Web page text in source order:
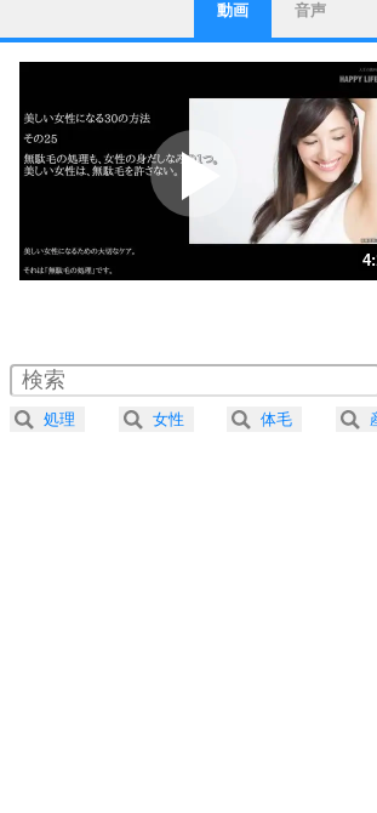
1
ストレス対策
他人と比べない。
いっそのこと、他人を見な
いらいらしない人になる30の方法
ポジティブになれない原因
ポジティブ思考になる30の方法
ストレス対策
人生、なんとかなるもの。
気楽に生きる30の方法
4 器の大きい人は、怒りを優
プラス思考
動画 音声
2.0倍速 （493KB 2分6秒）
2.5倍速 （395KB 1分40秒）
3.0倍速 （329KB 1分24秒）
処理 女性 体毛